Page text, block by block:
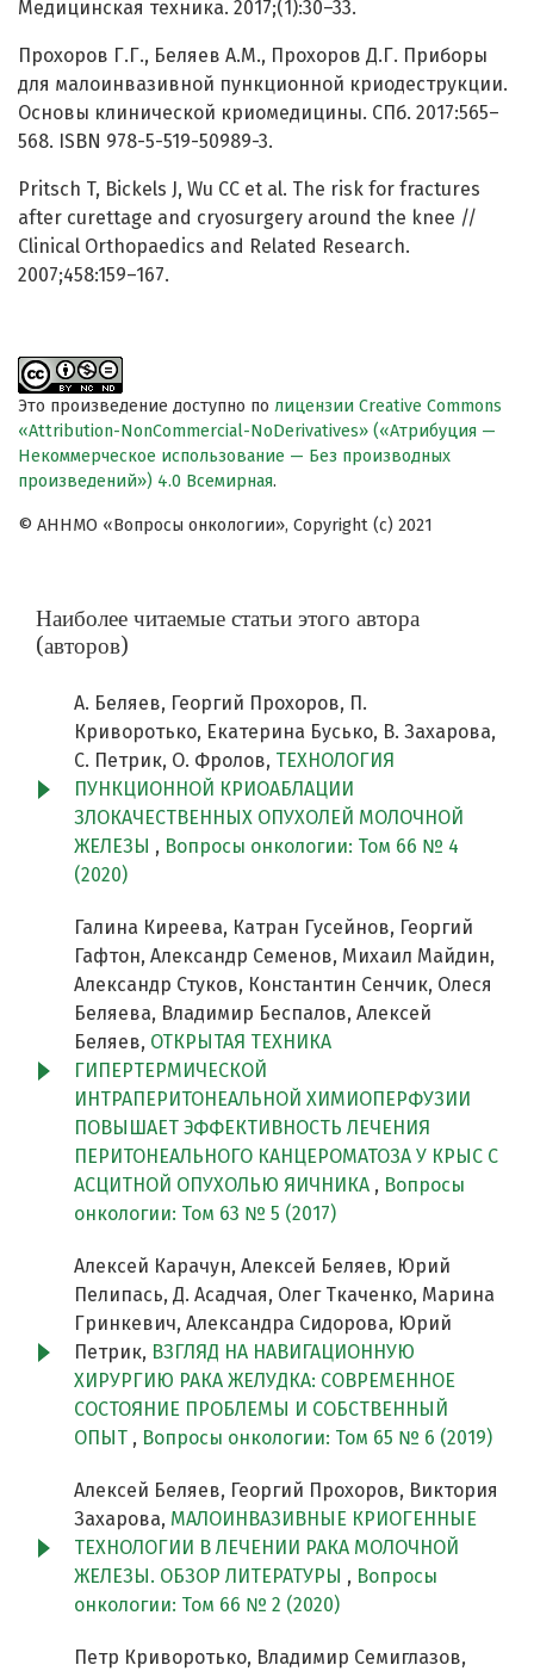
Медицинская техника. 2017;(1):30–33.
Прохоров Г.Г., Беляев А.М., Прохоров Д.Г. Приборы
для малоинвазивной пункционной криодеструкции.
Основы клинической криомедицины. СПб. 2017:565–
568. ISBN 978-5-519-50989-3.
Pritsch T, Bickels J, Wu CC et al. The risk for fractures
after curettage and cryosurgery around the knee //
Clinical Orthopaedics and Related Research.
2007;458:159–167.
Это произведение доступно по лицензии Creative Commons
«Attribution-NonCommercial-NoDerivatives» («Атрибуция —
Некоммерческое использование — Без производных
произведений») 4.0 Всемирная.
© АННМО «Вопросы онкологии», Copyright (c) 2021
Наиболее читаемые статьи этого автора
(авторов)
А. Беляев, Георгий Прохоров, П.
Криворотько, Екатерина Бусько, В. Захарова,
C. Петрик, О. Фролов, ТЕХНОЛОГИЯ
ПУНКЦИОННОЙ КРИОАБЛАЦИИ
ЗЛОКАЧЕСТВЕННЫХ ОПУХОЛЕЙ МОЛОЧНОЙ
ЖЕЛЕЗЫ , Вопросы онкологии: Том 66 № 4
(2020)
Галина Киреева, Катран Гусейнов, Георгий
Гафтон, Александр Семенов, Михаил Майдин,
Александр Стуков, Константин Сенчик, Олеся
Беляева, Владимир Беспалов, Алексей
Беляев, ОТКРЫТАЯ ТЕХНИКА
ГИПЕРТЕРМИЧЕСКОЙ
ИНТРАПЕРИТОНЕАЛЬНОЙ ХИМИОПЕРФУЗИИ
ПОВЫШАЕТ ЭФФЕКТИВНОСТЬ ЛЕЧЕНИЯ
ПЕРИТОНЕАЛЬНОГО КАНЦЕРОМАТОЗА У КРЫС С
АСЦИТНОЙ ОПУХОЛЬЮ ЯИЧНИКА , Вопросы
онкологии: Том 63 № 5 (2017)
Алексей Карачун, Алексей Беляев, Юрий
Пелипась, Д. Асадчая, Олег Ткаченко, Марина
Гринкевич, Александра Сидорова, Юрий
Петрик, ВЗГЛЯД НА НАВИГАЦИОННУЮ
ХИРУРГИЮ РАКА ЖЕЛУДКА: СОВРЕМЕННОЕ
СОСТОЯНИЕ ПРОБЛЕМЫ И СОБСТВЕННЫЙ
ОПЫТ , Вопросы онкологии: Том 65 № 6 (2019)
Алексей Беляев, Георгий Прохоров, Виктория
Захарова, МАЛОИНВАЗИВНЫЕ КРИОГЕННЫЕ
ТЕХНОЛОГИИ В ЛЕЧЕНИИ РАКА МОЛОЧНОЙ
ЖЕЛЕЗЫ. ОБЗОР ЛИТЕРАТУРЫ , Вопросы
онкологии: Том 66 № 2 (2020)
Петр Криворотько, Владимир Семиглазов,